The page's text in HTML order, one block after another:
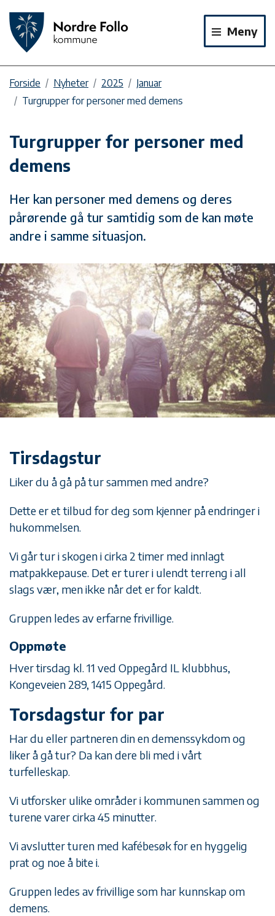
Meny
Forside Nyheter 2025
Januar
Turgrupper for personer med demens
Turgrupper for personer med
demens
Her kan personer med demens og deres
pårørende gå tur samtidig som de kan møte
andre i samme situasjon.
Tirsdagstur
Liker du å gå på tur sammen med andre?
Dette er et tilbud for deg som kjenner på endringer i
hukommelsen.
Vi går tur i skogen i cirka 2 timer med innlagt
matpakkepause. Det er turer i ulendt terreng i all
slags vær, men ikke når det er for kaldt.
Gruppen ledes av erfarne frivillige.
Oppmøte
Hver tirsdag kl. 11 ved Oppegård IL klubbhus,
Kongeveien 289, 1415 Oppegård.
Torsdagstur for par
Har du eller partneren din en demenssykdom og
liker å gå tur? Da kan dere bli med i vårt
turfelleskap.
Vi utforsker ulike områder i kommunen sammen og
turene varer cirka 45 minutter.
Vi avslutter turen med kafébesøk for en hyggelig
prat og noe å bite i.
Gruppen ledes av frivillige som har kunnskap om
demens.